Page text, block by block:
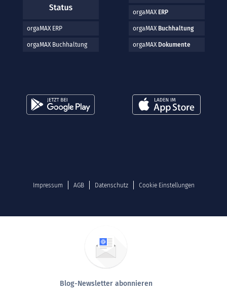
orgaMAX ERP
orgaMAX Buchhaltung
orgaMAX ERP
orgaMAX Buchhaltung
orgaMAX Dokumente
Impressum AGB Datenschutz Cookie Einstellungen
Blog-Newsletter abonnieren